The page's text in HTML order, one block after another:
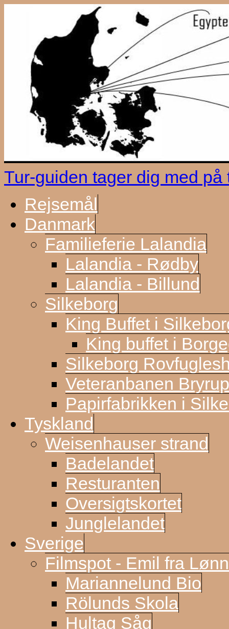
Tur-guiden tager dig med
Rejsemål
Danmark
Familieferie Lalandia
Lalandia - Rødby
Lalandia - Billund
Silkeborg
King Buffet i
King buffet i
Silkeborg
Veteranbanen
Papirfabrikken i
Tyskland
Weisenhauser strand
Badelandet
Resturanten
Oversigtskortet
Junglelandet
Sverige
Filmspot - Emil fra
Mariannelund Bio
Rölunds Skola
Hultag Såg